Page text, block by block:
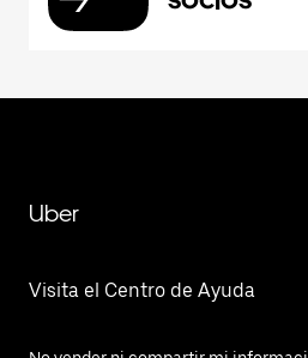
Uber
Visita el Centro de Ayuda